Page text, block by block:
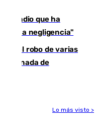
incendio que ha
una negligencia"
el robo de varias
Coronada de
Lo más visto >